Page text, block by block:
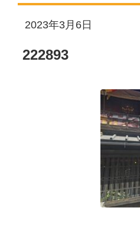
2023年3月6日
222893